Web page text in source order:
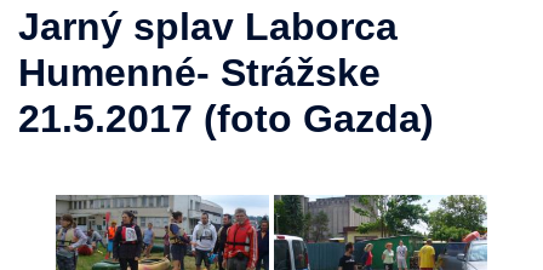
Jarný splav Laborca
Humenné- Strážske
21.5.2017 (foto Gazda)